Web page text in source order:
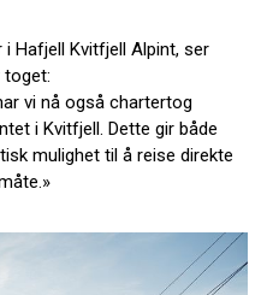
i Hafjell Kvitfjell Alpint, ser
vi nå også chartertog
i Kvitfjell. Dette gir både
mulighet til å reise direkte